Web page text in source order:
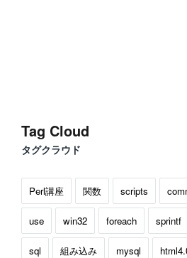
Tag Cloud
タグクラウド
Perl講座 関数 scripts
use win32 foreach sprintf
sql 組み込み mysql